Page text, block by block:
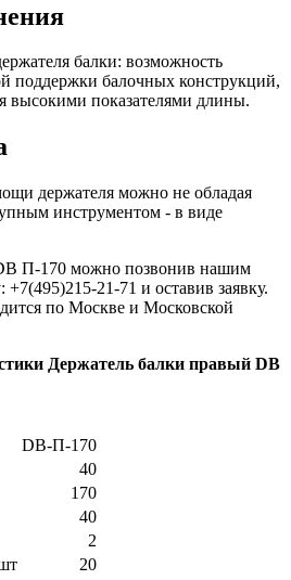
балки: возможность
поддержки балочных конструкций,
высокими показателями длины.
держателя можно не обладая
инструментом - в виде
П-170 можно позвонив нашим
21-71 и оставив заявку.
по Москве и Московской
Держатель балки правый DB
DB-П-170
40
170
40
2
20